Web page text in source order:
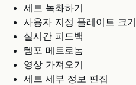
세트 녹화하기
사용자 지정 플레이트 크기
실시간 피드백
템포 메트로놈
영상 가져오기
세트 세부 정보 편집